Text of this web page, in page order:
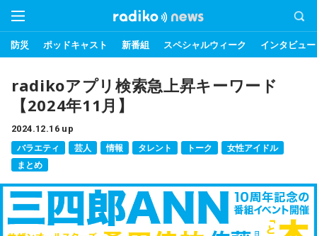
防災 ポッドキャスト 新番組 スペシャルウィーク インタビュー
radikoアプリ検索急上昇キーワード
【2024年11月】
2024.12.16 up
バラエティ 芸人 情報 タレント トーク
女性アイドル
まとめ